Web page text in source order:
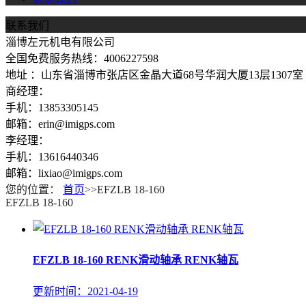
联系我们
淄博左元机电有限公司
全国免费服务热线：4006227598
地址 ：山东省淄博市张店区金晶大道68号华润大厦13层1307室
商经理：
手机：13853305145
邮箱：erin@imigps.com
李经理：
手机：13616440346
邮箱：lixiao@imigps.com
您的位置：
首页>>EFZLB 18-160
EFZLB 18-160
EFZLB 18-160 RENK滑动轴承 RENK轴瓦
更新时间：2021-04-19